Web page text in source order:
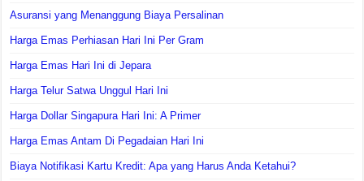
Asuransi yang Menanggung Biaya Persalinan
Harga Emas Perhiasan Hari Ini Per Gram
Harga Emas Hari Ini di Jepara
Harga Telur Satwa Unggul Hari Ini
Harga Dollar Singapura Hari Ini: A Primer
Harga Emas Antam Di Pegadaian Hari Ini
Biaya Notifikasi Kartu Kredit: Apa yang Harus Anda Ketahui?